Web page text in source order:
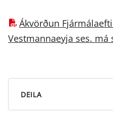
Ákvörðun
Vestmannaeyja ses. má
DEILA